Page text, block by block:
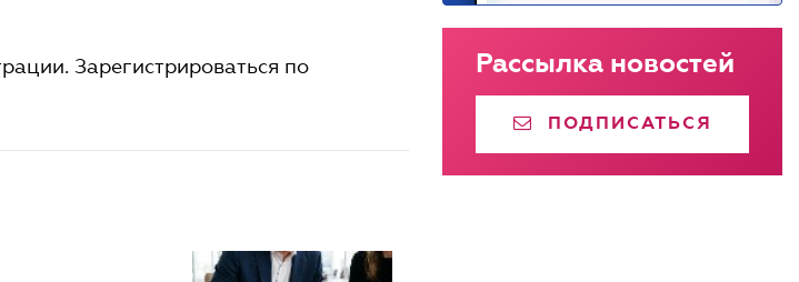
Зарегистрироваться по
Рассылка новостей
ПОДПИСАТЬСЯ